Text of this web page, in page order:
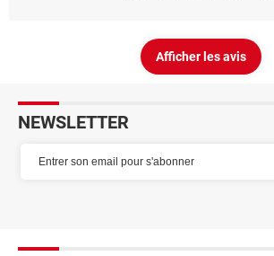
Afficher les avis
NEWSLETTER